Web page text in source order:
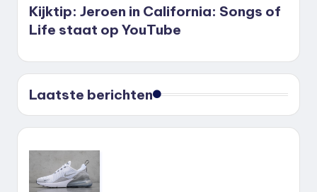
Kijktip: Jeroen in California: Songs of
Life staat op YouTube
Laatste berichten